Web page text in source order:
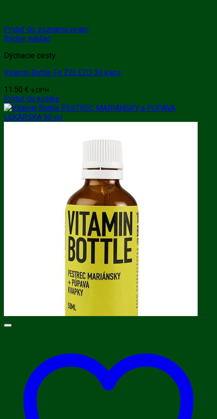
Pridať do zoznamu prianí
Rýchly náhľad
Dýchacie cesty
Vitamin Bottle Fe ŽELEZO 30 kaps
11.50 € s DPH
Pridať do košíka